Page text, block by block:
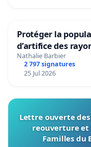
Protéger la
d’artifice des
Nathalie Barbier
2 797 signatures
25 Jul 2026
Lettre ouverte
reouverture et
Familles du